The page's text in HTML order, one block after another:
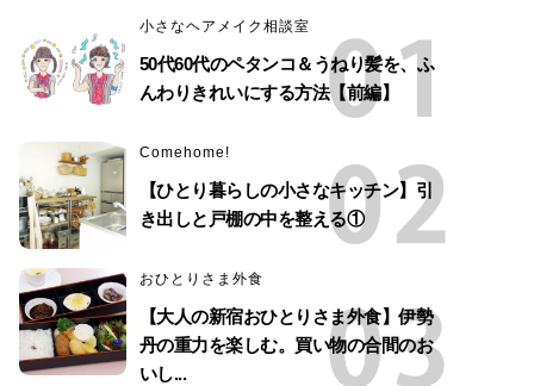
小さなヘアメイク相談室
50代60代のペタンコ＆うねり髪を、ふ
んわりきれいにする方法【前編】
Comehome!
【ひとり暮らしの小さなキッチン】引
き出しと戸棚の中を整える①
おひとりさま外食
【大人の新宿おひとりさま外食】伊勢
丹の重力を楽しむ。買い物の合間のお
いし...